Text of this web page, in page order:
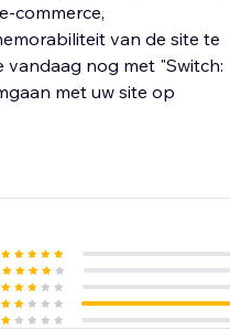
commerce,
van de site te
nog met "Switch:
met uw site op